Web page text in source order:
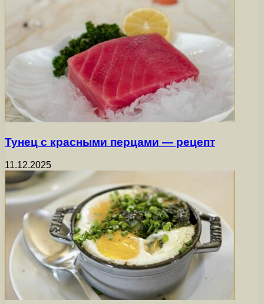
Тунец с красными перцами — рецепт
11.12.2025